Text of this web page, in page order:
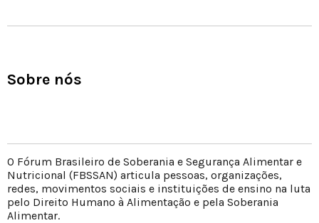
Sobre nós
O Fórum Brasileiro de Soberania e Segurança Alimentar e
Nutricional (FBSSAN) articula pessoas, organizações,
redes, movimentos sociais e instituições de ensino na luta
pelo Direito Humano à Alimentação e pela Soberania
Alimentar.